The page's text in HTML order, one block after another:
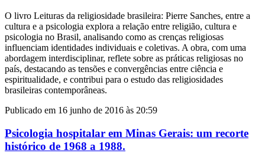
O livro Leituras da religiosidade brasileira: Pierre Sanches, entre a
cultura e a psicologia explora a relação entre religião, cultura e
psicologia no Brasil, analisando como as crenças religiosas
influenciam identidades individuais e coletivas. A obra, com uma
abordagem interdisciplinar, reflete sobre as práticas religiosas no
país, destacando as tensões e convergências entre ciência e
espiritualidade, e contribui para o estudo das religiosidades
brasileiras contemporâneas.
Publicado em 16 junho de 2016 às 20:59
Psicologia hospitalar em Minas Gerais: um recorte
histórico de 1968 a 1988.